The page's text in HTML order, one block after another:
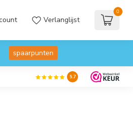
Verlanglijst
0
spaarpunten
9.7